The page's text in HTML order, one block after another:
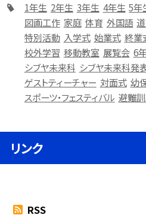
1年生 2年生 3年生 4年生 5年
図画工作 家庭 体育 外国語
特別活動 入学式 始業式 終業
校外学習 移動教室 展覧会 6
シブヤ未来科 シブヤ未来科発
ゲストティーチャー 対面式 幼
スポーツ・フェスティバル 避難
リンク
RSS